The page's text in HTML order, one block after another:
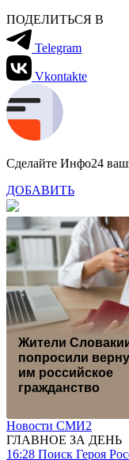
ПОДЕЛИТЬСЯ В
Telegram
Vkontakte
Сделайте Инфо24
ДОБАВИТЬ
Жители
попросили
им российское
гражданство
Новости СМИ2
ГЛАВНОЕ ЗА ДЕНЬ
16:28 Поиск Героя